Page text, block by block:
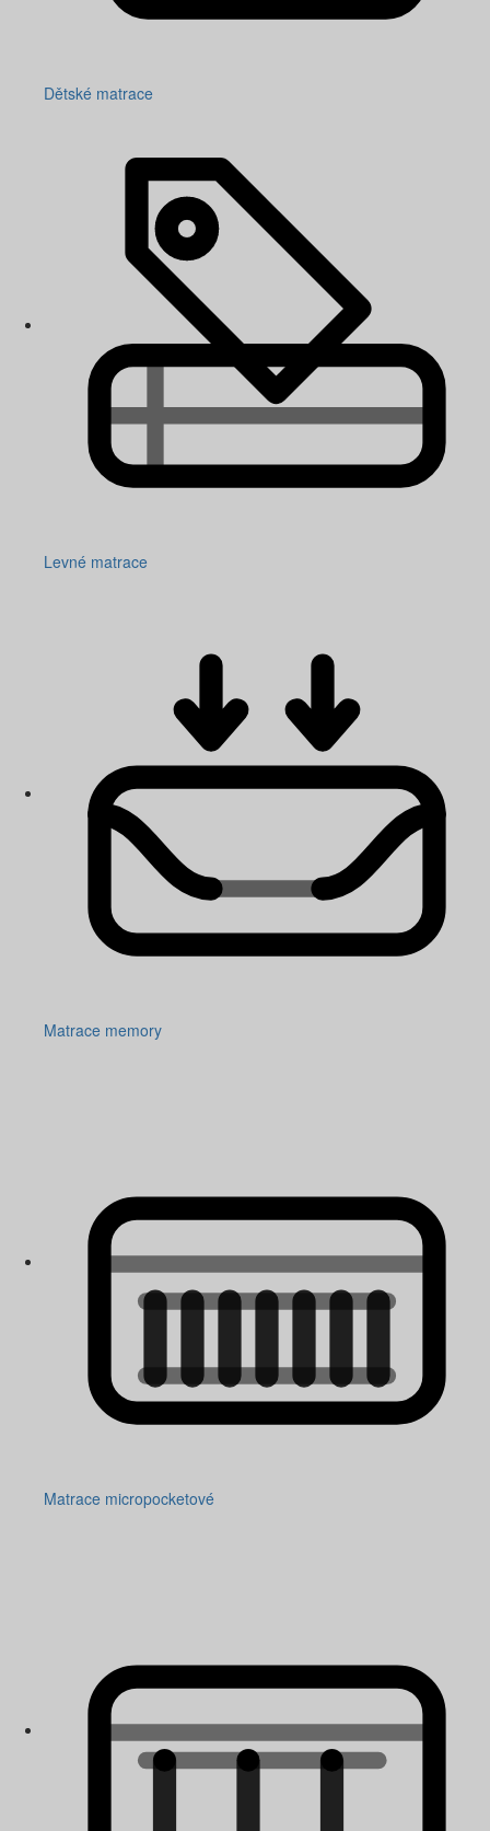
Dětské matrace
Levné matrace
Matrace memory
Matrace micropocketové